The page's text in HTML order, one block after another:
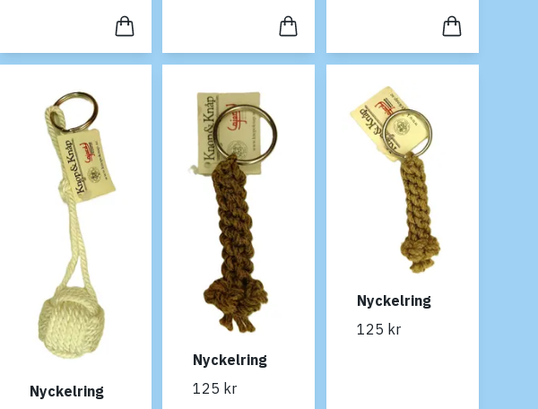
Nyckelring
Nyckelring
125 kr
Nyckelring
125 kr